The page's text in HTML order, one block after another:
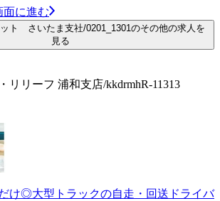
面に進む
ト さいたま支社/0201_1301のその他の求人を
見る
リリーフ 浦和支店/kkdrmhR-11313
け◎大型トラックの自走・回送ドライバ